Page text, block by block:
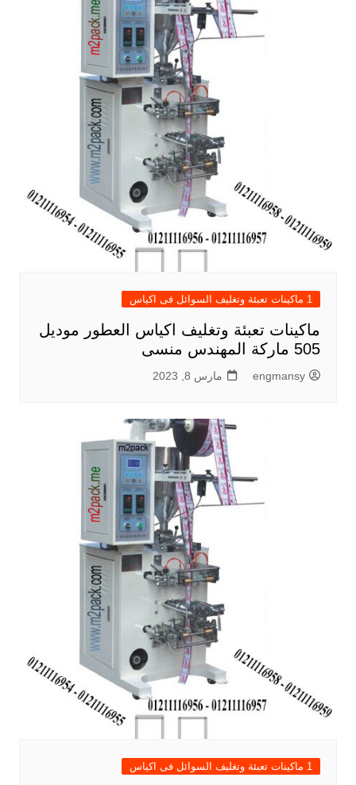
1 ماكينات تعبئة وتغليف السوائل فى اكياس
ماكينات تعبئة وتغليف اكياس العطور موديل
505 ماركة المهندس منسى
engmansy مارس 8, 2023
1 ماكينات تعبئة وتغليف السوائل فى اكياس